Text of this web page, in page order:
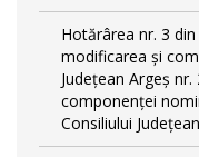
Hotărârea nr. 3
modificarea și
Județean Argeș
componenței
Consiliului